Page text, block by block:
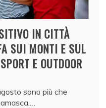
IN CITTÀ
SUI MONTI E SUL
E OUTDOOR
sono più che